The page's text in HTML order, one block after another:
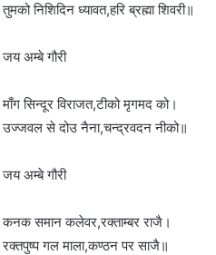
तुमको निशिदिन ध्यावत,हरि ब्रह्मा शिवरी॥
जय अम्बे गौरी
माँग सिन्दूर विराजत,टीको मृगमद को।
उज्जवल से दोउ नैना,चन्द्रवदन नीको॥
जय अम्बे गौरी
कनक समान कलेवर,रक्ताम्बर राजै।
रक्तपुष्प गल माला,कण्ठन पर साजै॥